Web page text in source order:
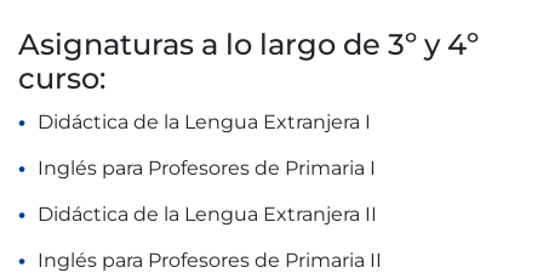
Asignaturas a lo largo de 3º y 4º
curso:
Didáctica de la Lengua Extranjera I
Inglés para Profesores de Primaria I
Didáctica de la Lengua Extranjera II
Inglés para Profesores de Primaria II